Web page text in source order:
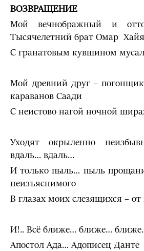
ВОЗВРАЩЕНИЕ
Мой вечнображный и
Тысячелетний брат Омар
С гранатовым кувшином
Мой древний друг –
караванов Саади
С неистово нагой ночной
Уходят окрыленно
вдаль… вдаль…
И только пыль… пыль
неизъяснимого
В глазах моих слезящихся –
И!.. Всё ближе… ближе…
Апостол Ада… Адописец Данте